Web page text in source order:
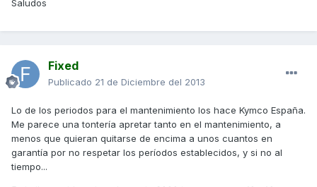
Saludos
Fixed
Publicado 21 de Diciembre del 2013
Lo de los periodos para el mantenimiento los hace Kymco España.
Me parece una tontería apretar tanto en el mantenimiento, a
menos que quieran quitarse de encima a unos cuantos en
garantía por no respetar los períodos establecidos, y si no al
tiempo...